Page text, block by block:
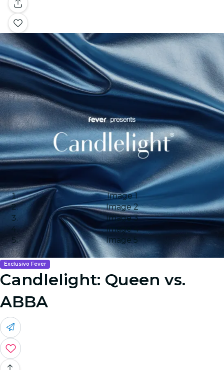
Image 1
Image 2
Image 3
Image 4
Image 5
Exclusivo Fever
Candlelight: Queen vs.
ABBA